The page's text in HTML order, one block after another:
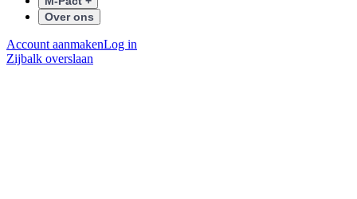
Over ons
Account aanmakenLog in
Zijbalk overslaan